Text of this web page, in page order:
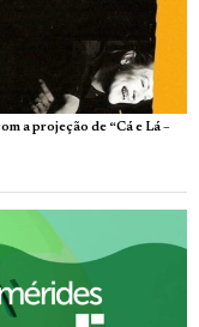
a projeção de “Cá e Lá –